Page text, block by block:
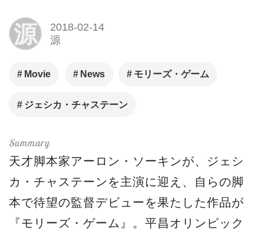
源
2018-02-14
源
Movie News モリーズ・ゲーム
ジェシカ・チャステーン
天才脚本家アーロン・ソーキンが、ジェシ
カ・チャステーンを主演に迎え、自らの脚
本で待望の監督デビューを果たした作品が
『モリーズ・ゲーム』。平昌オリンピック